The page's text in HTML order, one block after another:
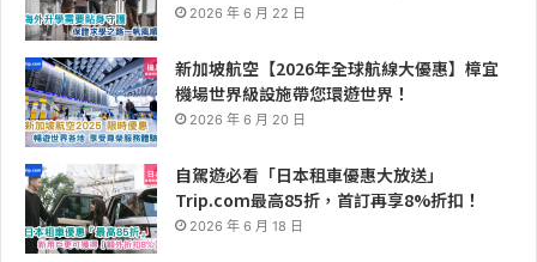
2026 年 6 月 22 日
新加坡航空【2026年全球航線大優惠】樟宜
機場世界級設施帶您環遊世界！
2026 年 6 月 20 日
自駕遊必看「日本租車優惠大放送」
Trip.com最高85折，首訂再享8%折扣！
2026 年 6 月 18 日